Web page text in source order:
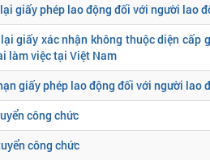
giấy phép lao động đối với người lao
giấy xác nhận không thuộc diện cấp
làm việc tại Việt Nam
giấy phép lao động đối với người lao
công chức
công chức